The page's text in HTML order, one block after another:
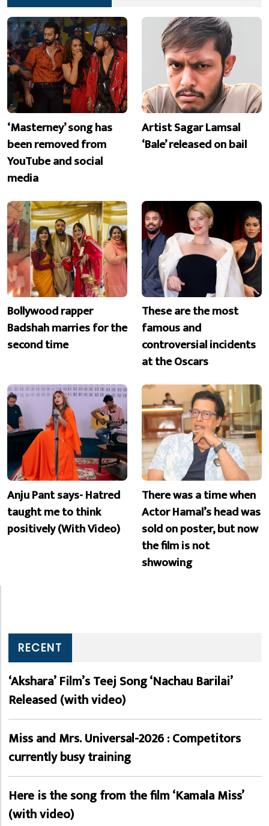
‘Masterney’ song has
been removed from
YouTube and social
media
Artist Sagar Lamsal
‘Bale’ released on bail
Bollywood rapper
Badshah marries for the
second time
These are the most
famous and
controversial incidents
at the Oscars
Anju Pant says- Hatred
taught me to think
positively (With Video)
There was a time when
Actor Hamal’s head was
sold on poster, but now
the film is not
shwowing
RECENT
‘Akshara’ Film’s Teej Song ‘Nachau Barilai’
Released (with video)
Miss and Mrs. Universal-2026 : Competitors
currently busy training
Here is the song from the film ‘Kamala Miss’
(with video)